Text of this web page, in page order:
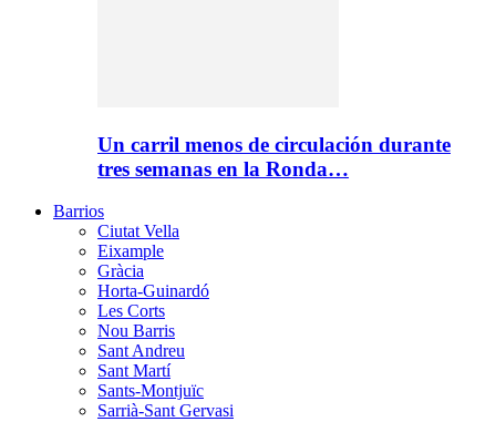
Un carril menos de circulación durante
tres semanas en la Ronda…
Barrios
Ciutat Vella
Eixample
Gràcia
Horta-Guinardó
Les Corts
Nou Barris
Sant Andreu
Sant Martí
Sants-Montjuïc
Sarrià-Sant Gervasi